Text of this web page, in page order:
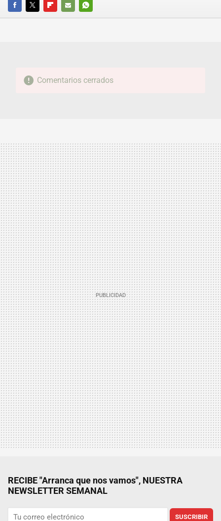
FACEBOOKTWITTERFLIPBOARD
E-
WHATSAPP
Comentarios cerrados
RECIBE "Arranca que nos vamos", NUESTRA
NEWSLETTER SEMANAL
SUSCRIBIR